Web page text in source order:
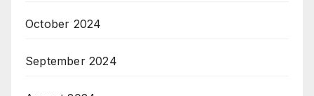
October 2024
September 2024